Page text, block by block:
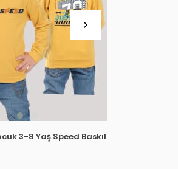
224473 Çağla Yeşili
3-8 Yaş Speed Baskılı Şardonlu